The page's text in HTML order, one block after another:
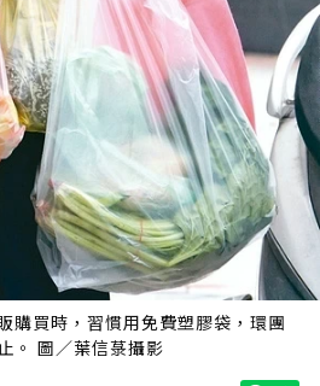
購買時，習慣用免費塑膠袋，環團
。 圖／葉信菉攝影